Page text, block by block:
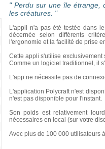
" Perdu sur une île étrange,
les créatures. "
L'appli n'a pas été testée dans
décernée selon différents
l'ergonomie et la facilité de prise
Cette appli s'utilise
Comme un logiciel traditionnel, il
L'app ne nécessite pas de
L'application Polycraft n'est
n'est pas disponible pour l'instant.
Son poids est relativement
nécessaires en local (sur votre
Avec plus de 100 000 utilisateurs